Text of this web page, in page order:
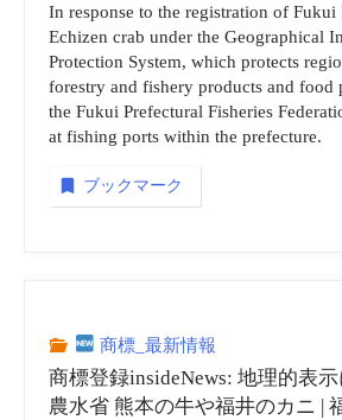
In response to the registration of Fukui
Echizen crab under the Geographical
Protection System, which protects
forestry and fishery products and food
the Fukui Prefectural Fisheries
at fishing ports within the prefecture.
ブックマーク
商標_最新情報
商標登録insideNews: 地理的表示
農水省 熊本の牛や福井のカニ |